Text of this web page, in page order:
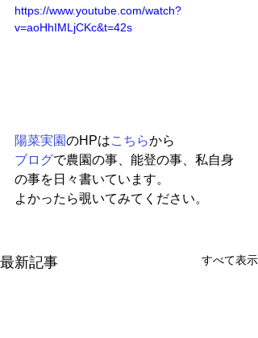
https://www.youtube.com/watch?
v=aoHhIMLjCKc&t=42s
陽菜実園のHPはこちらから
ブログで農園の事、能登の事、私自身
の事を日々書いています。
よかったら覗いてみてください。
最新記事 すべて表示